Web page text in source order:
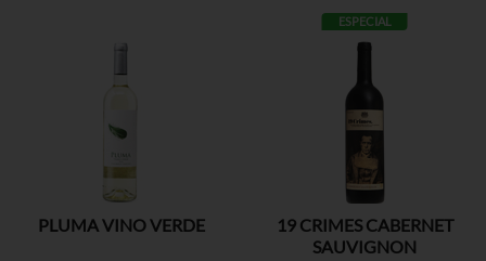
PLUMA VINO VERDE
ESPECIAL
19 CRIMES CABERNET
SAUVIGNON